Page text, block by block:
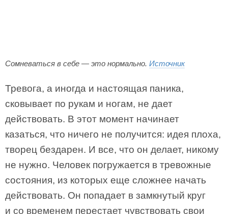
Сомневаться в себе — это нормально. Источник
Тревога, а иногда и настоящая паника,
сковывает по рукам и ногам, не дает
действовать. В этот момент начинает
казаться, что ничего не получится: идея плоха,
творец бездарен. И все, что он делает, никому
не нужно. Человек погружается в тревожные
состояния, из которых еще сложнее начать
действовать. Он попадает в замкнутый круг
и со временем перестает чувствовать свои